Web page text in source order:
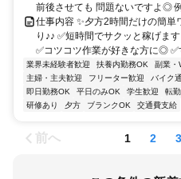
前後させても 問題ないですよ◎
仕事内容 ✨夕方2時間だけの簡単
り♪♪ ✅短時間でサクッと稼げま
✅コツコツ作業が好きな方に◎
業界未経験者歓迎 扶養内勤務OK 副業・
主婦・主夫歓迎
フリーター歓迎 バイク
即日勤務OK
平日のみOK 学生歓迎 転勤
研修あり
夕方 ブランクOK 交通費支給
前へ 1 2 3